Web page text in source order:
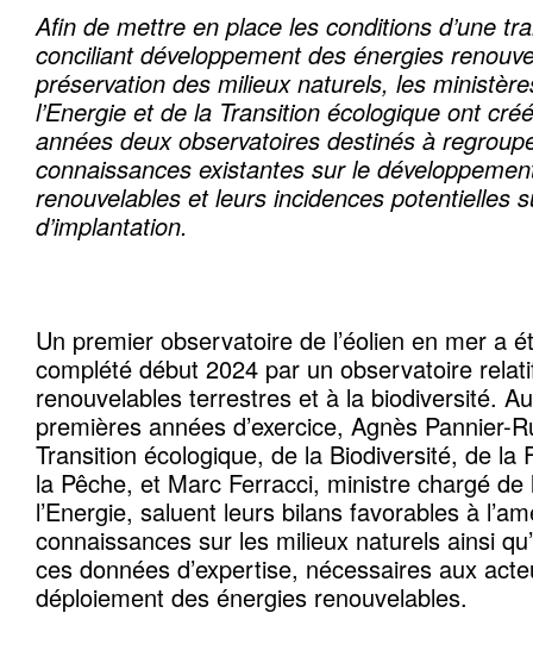
Afin de mettre en place les conditions d’une
conciliant développement des énergies
préservation des milieux naturels, les
l’Energie et de la Transition écologique ont
années deux observatoires destinés à
connaissances existantes sur le
renouvelables et leurs incidences potentielles
d’implantation.
Un premier observatoire de l’éolien en mer a
complété début 2024 par un observatoire
renouvelables terrestres et à la biodiversité.
premières années d’exercice, Agnès Pannier-
Transition écologique, de la Biodiversité, de la
la Pêche, et Marc Ferracci, ministre chargé de
l’Energie, saluent leurs bilans favorables à
connaissances sur les milieux naturels ainsi
ces données d’expertise, nécessaires aux
déploiement des énergies renouvelables.